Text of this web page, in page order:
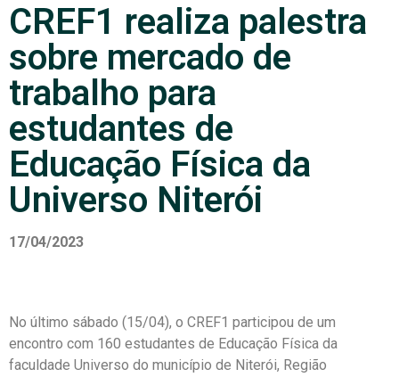
CREF1 realiza palestra
sobre mercado de
trabalho para
estudantes de
Educação Física da
Universo Niterói
17/04/2023
No último sábado (15/04), o CREF1 participou de um
encontro com 160 estudantes de Educação Física da
faculdade Universo do município de Niterói, Região